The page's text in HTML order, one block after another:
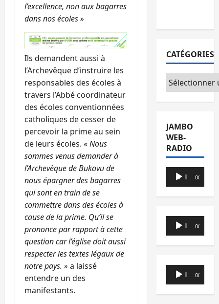
l’excellence, non aux bagarres
dans nos écoles »
Ils demandent aussi à
l’Archevêque d’instruire les
responsables des écoles à
travers l’Abbé coordinateur
des écoles conventionnées
catholiques de cesser de
percevoir la prime au sein
de leurs écoles. «Nous
sommes venus demander à
l’Archevêque de Bukavu de
nous épargner des bagarres
qui sont en train de se
commettre dans des écoles à
cause de la prime. Qu’il se
prononce par rapport à cette
question car l’église doit aussi
respecter les textes légaux de
notre pays. » a laissé
entendre un des
manifestants.
CATÉGORIES
Catégories
JAMBO
WEB-
RADIO
Lecteur
audio
00:00 00:00
Lecteur
audio
00:00 00:00
Lecteur
audio
00:00 00:00